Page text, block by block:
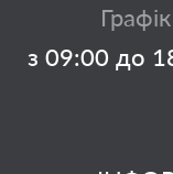
з 09:00 до